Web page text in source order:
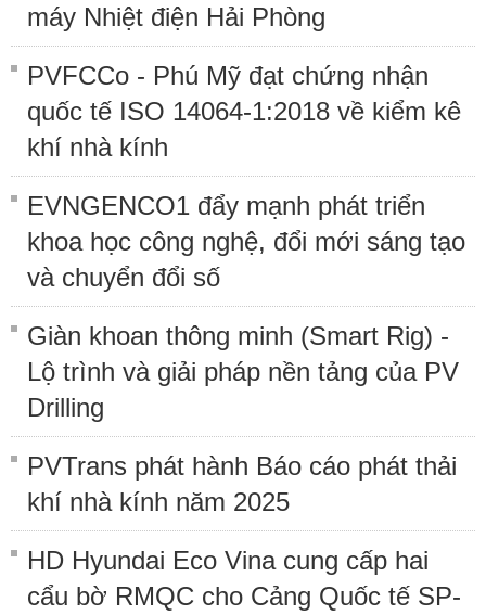
máy Nhiệt điện Hải Phòng
PVFCCo - Phú Mỹ đạt chứng nhận
quốc tế ISO 14064-1:2018 về kiểm kê
khí nhà kính
EVNGENCO1 đẩy mạnh phát triển
khoa học công nghệ, đổi mới sáng tạo
và chuyển đổi số
Giàn khoan thông minh (Smart Rig) -
Lộ trình và giải pháp nền tảng của PV
Drilling
PVTrans phát hành Báo cáo phát thải
khí nhà kính năm 2025
HD Hyundai Eco Vina cung cấp hai
cẩu bờ RMQC cho Cảng Quốc tế SP-